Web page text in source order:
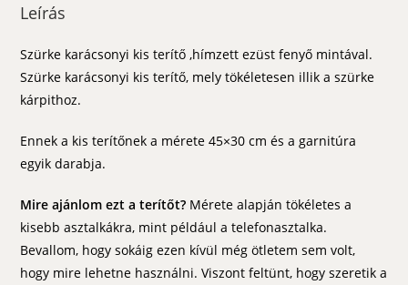
Leírás
Szürke karácsonyi kis terítő ,hímzett ezüst fenyő mintával.
Szürke karácsonyi kis terítő, mely tökéletesen illik a szürke
kárpithoz.
Ennek a kis terítőnek a mérete 45×30 cm és a garnitúra
egyik darabja.
Mire ajánlom ezt a terítőt? Mérete alapján tökéletes a
kisebb asztalkákra, mint például a telefonasztalka.
Bevallom, hogy sokáig ezen kívül még ötletem sem volt,
hogy mire lehetne használni. Viszont feltünt, hogy szeretik a